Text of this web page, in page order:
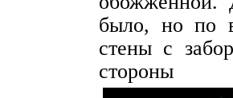
было, но по
стены с